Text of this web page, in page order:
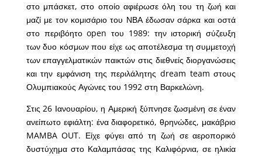
στο μπάσκετ, στο οποίο αφιέρωσε όλη του τη ζωή και
μαζί με τον κομισάριο του ΝΒΑ έδωσαν σάρκα και οστά
στο περιβόητο open του 1989: την ιστορική σύζευξη
των δυο κόσμων που είχε ως αποτέλεσμα τη συμμετοχή
των επαγγελματικών παικτών στις διεθνείς διοργανώσεις
και την εμφάνιση της περιλάλητης dream team στους
Ολυμπιακούς Αγώνες του 1992 στη Βαρκελώνη.
Στις 26 Ιανουαρίου, η Αμερική ξύπνησε ζωσμένη σε έναν
ανείπωτο εφιάλτη: ένα διαφορετικό, θρηνώδες, μακάβριο
MAMBA OUT. Είχε φύγει από τη ζωή σε αεροπορικό
δυστύχημα στο Καλαμπάσας της Καλιφόρνια, σε ηλικία